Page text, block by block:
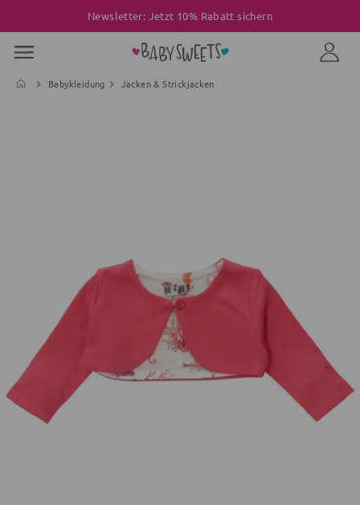
Newsletter: Jetzt 10% Rabatt sichern
Babykleidung Jacken & Strickjacken